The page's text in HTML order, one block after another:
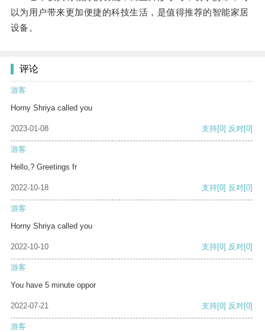
以为用户带来更加便捷的科技生活，是值得推荐的智能家居
设备。
评论
游客
Horny Shriya called you
2023-01-08 支持[0] 反对[0]
游客
Hello,? Greetings fr
2022-10-18 支持[0] 反对[0]
游客
Horny Shriya called you
2022-10-10 支持[0] 反对[0]
游客
You have 5 minute oppor
2022-07-21 支持[0] 反对[0]
游客